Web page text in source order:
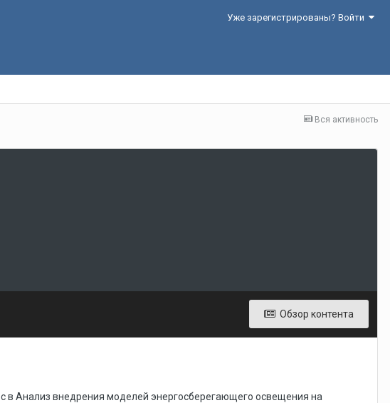
Уже зарегистрированы? Войти
Вся активность
Обзор контента
в Анализ внедрения моделей энергосберегающего освещения на